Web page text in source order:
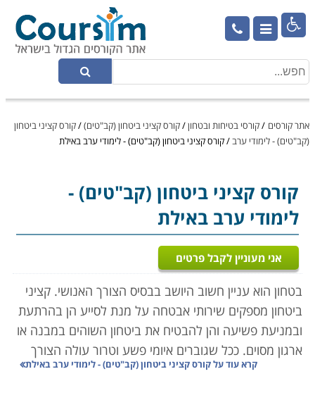

אתר קורסים /קורסי בטיחות ובטחון/קורס קציני ביטחון (קב"טים)/קורס קציני ביטחון
(קב"טים) - לימודי ערב/קורס קציני ביטחון (קב"טים) - לימודי ערב באילת
קורס קציני ביטחון (קב"טים) -
לימודי ערב באילת
אני מעוניין לקבל פרטים
בטחון הוא עניין חשוב היושב בבסיס הצורך האנושי. קציני
ביטחון מספקים שירותי אבטחה על מנת לסייע הן בהרתעת
ובמניעת פשיעה והן להבטיח את ביטחון השוהים במבנה או
ארגון מסוים. ככל שגוברים איומי פשע וטרור עולה הצורך
באנשי ביטחון מיומנים בייחוד במקומות כגון בנקים, בתי
קרא עוד עלקורס קציני ביטחון (קב"טים) - לימודי ערב באילת